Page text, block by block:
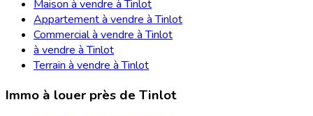
Maison à vendre à Tinlot
Appartement à vendre à Tinlot
Commercial à vendre à Tinlot
à vendre à Tinlot
Terrain à vendre à Tinlot
Immo à louer près de Tinlot